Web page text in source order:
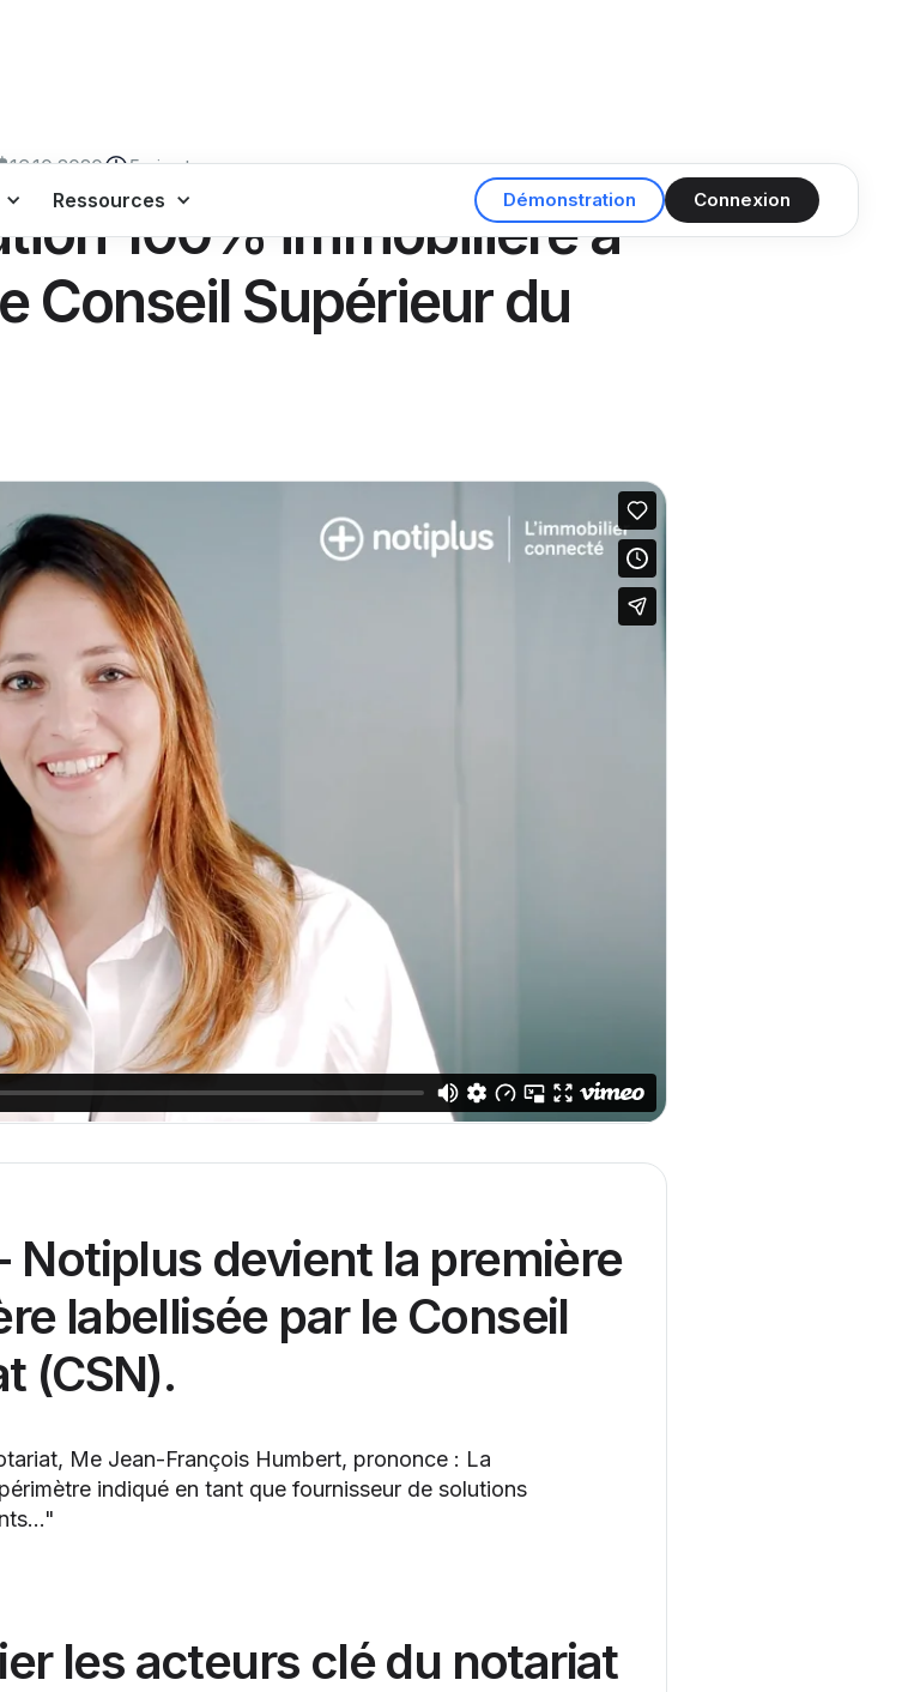
Ressources Démonstration Connexion
16.10.2020 5minutes
100% immobilière à
Conseil Supérieur du
Notiplus devient la première
labellisée par le Conseil
(CSN).
Me Jean-François Humbert, prononce : La
indiqué en tant que fournisseur de solutions
les acteurs clé du notariat